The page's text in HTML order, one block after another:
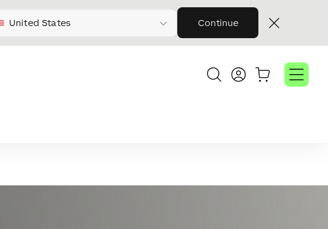
United States Continue